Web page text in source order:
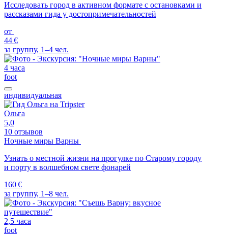
Исследовать город в активном формате с остановками и
рассказами гида у достопримечательностей
от
44 €
за группу, 1–4 чел.
4 часа
foot
индивидуальная
Ольга
5,0
10 отзывов
Ночные миры Варны
Узнать о местной жизни на прогулке по Старому городу
и порту в волшебном свете фонарей
160 €
за группу, 1–8 чел.
2,5 часа
foot